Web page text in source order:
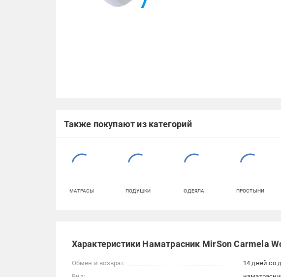
Также покупают из категорий
МАТРАСЫ ПОДУШКИ ОДЕЯЛА ПРОСТЫНИ
Характеристики Наматрасник MirSon Carmela
Обмен и возврат:
14 дней со